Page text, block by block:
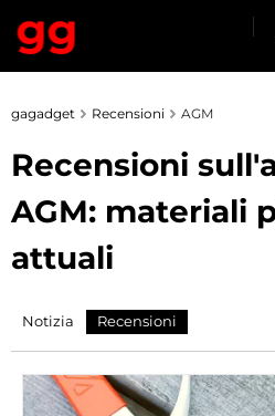
gagadget Recensioni AGM
Recensioni
AGM: materiali
attuali
Notizia Recensioni